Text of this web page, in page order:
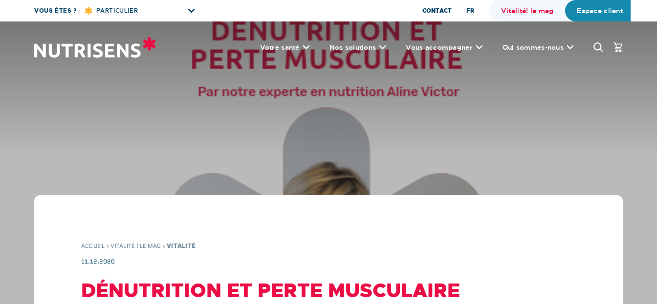
VOUS ÊTES ? PARTICULIER CONTACT FR Vitalité! le mag Espace client
Votre santé Nos solutions Vous accompagner Qui sommes-nous
ACCUEIL ›VITALITÉ ! LE MAG ›VITALITÉ
11.12.2020
DÉNUTRITION ET PERTE MUSCULAIRE